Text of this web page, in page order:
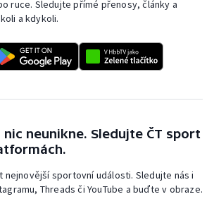
ruce. Sledujte přímé přenosy, články a
a kdykoli.
neunikne. Sledujte ČT sport
nejnovější sportovní události. Sledujte nás i
Threads či YouTube a buďte v obraze.